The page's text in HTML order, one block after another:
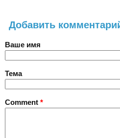
Добавить
Ваше имя
Тема
Comment *